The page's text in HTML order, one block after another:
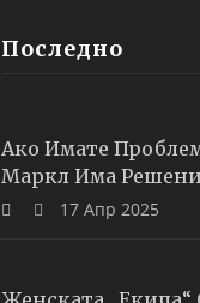
Последно
Ако Имате
Маркл Има
17 Апр 2025